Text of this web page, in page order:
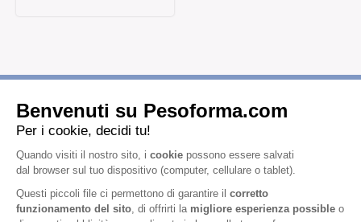
Iscriviti alla newsletter
informativa privacy
, acconsento all'iscrizione alla newsletter
periodica di Nutrition et Santé